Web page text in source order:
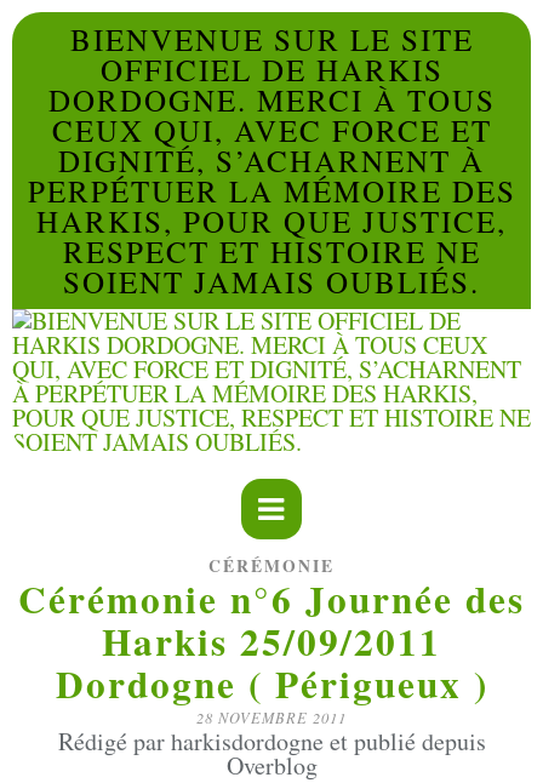
BIENVENUE SUR LE SITE
OFFICIEL DE HARKIS
DORDOGNE. MERCI À TOUS
CEUX QUI, AVEC FORCE ET
DIGNITÉ, S’ACHARNENT À
PERPÉTUER LA MÉMOIRE DES
HARKIS, POUR QUE JUSTICE,
RESPECT ET HISTOIRE NE
SOIENT JAMAIS OUBLIÉS.
CÉRÉMONIE
Cérémonie n°6 Journée des
Harkis 25/09/2011
Dordogne ( Périgueux )
28 NOVEMBRE 2011
Rédigé par harkisdordogne et publié depuis
Overblog